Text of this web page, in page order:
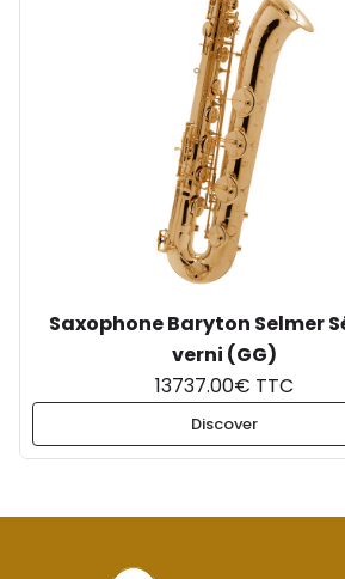
Saxophone Baryton Selmer
verni (GG)
13737.00€ TTC
Discover